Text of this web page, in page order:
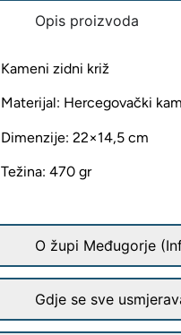
Opis proizvoda
Kameni zidni križ
Materijal: Hercegovački
Dimenzije: 22×14,5 cm
Težina: 470 gr
O župi Međugorje
Gdje se sve